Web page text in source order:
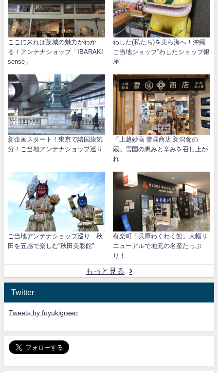
ここに来れば茨城の魅力がわか
る！アンテナショップ「IBARAKI
sense」
わした(私たち)を美ら海へ！沖縄
ご当地ショップ”わしたショップ銀
座”
新企画スタート！東京で諸国旅気
分！ご当地アンテナショップ巡り
「上越妙高 雪國商店 新潟食の
蔵」雪国の恵みと辛みを召し上が
れ
ご当地アンテナショップ巡り 秋
田を五感で楽しむ”秋田美彩館”
有楽町「兵庫わくわく館」大幅リ
ニューアルで地元の名産たっぷ
り！
もっと見る
Twitter
Tweets by fuyukigreen